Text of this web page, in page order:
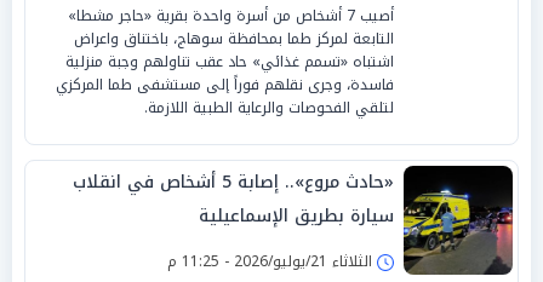
أصيب 7 أشخاص من أسرة واحدة بقرية «حاجر مشطا»
التابعة لمركز طما بمحافظة سوهاج، باختناق واعراض
اشتباه «تسمم غذائي» حاد عقب تناولهم وجبة منزلية
فاسدة، وجرى نقلهم فوراً إلى مستشفى طما المركزي
لتلقي الفحوصات والرعاية الطبية اللازمة.
«حادث مروع».. إصابة 5 أشخاص في انقلاب
سيارة بطريق الإسماعيلية
الثلاثاء 21/يوليو/2026 - 11:25 م